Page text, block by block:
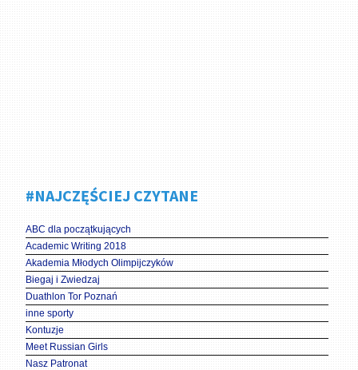
#NAJCZĘŚCIEJ CZYTANE
ABC dla początkujących
Academic Writing 2018
Akademia Młodych Olimpijczyków
Biegaj i Zwiedzaj
Duathlon Tor Poznań
inne sporty
Kontuzje
Meet Russian Girls
Nasz Patronat